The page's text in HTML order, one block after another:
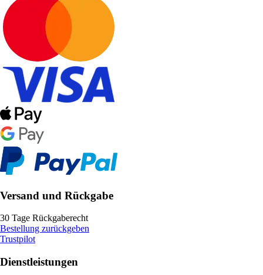
Versand und Rückgabe
30 Tage Rückgaberecht
Bestellung zurückgeben
Trustpilot
Dienstleistungen